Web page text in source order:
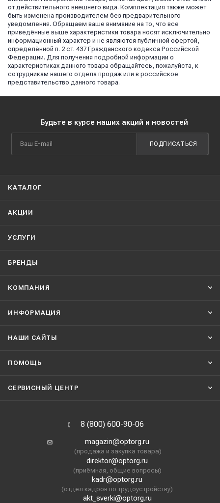
от действительного внешнего вида. Комплектация также может
быть изменена производителем без предварительного
уведомления. Обращаем ваше внимание на то, что все
приведённые выше характеристики товара носят исключительно
информационный характер и не являются публичной офертой,
определённой п. 2 ст. 437 Гражданского кодекса Российской
Федерации. Для получения подробной информации о
характеристиках данного товара обращайтесь, пожалуйста, к
сотрудникам нашего отдела продаж или в российское
представительство данного товара.
Будьте в курсе наших акций и новостей
ПОДПИСАТЬСЯ
КАТАЛОГ
АКЦИИ
УСЛУГИ
БРЕНДЫ
КОМПАНИЯ
ИНФОРМАЦИЯ
НАШИ CАЙТЫ
ПОМОЩЬ
СЕРВИСНЫЙ ЦЕНТР
8 (800) 600-90-06
magazin@optorg.ru
(продажа и закупка товара)
direktor@optorg.ru
(приёмная, общие вопросы)
kadr@optorg.ru
(отдел кадров по трудоустройству)
akt_sverki@optorg.ru